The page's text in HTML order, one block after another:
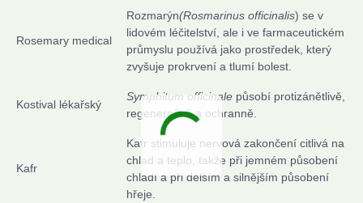
Rosemary medical
Rozmarýn(Rosmarinus officinalis) se v
lidovém léčitelství, ale i ve farmaceutickém
průmyslu používá jako prostředek, který
zvyšuje prokrvení a tlumí bolest.
Kostival lékařský
Symphitum officinale působí protizánětlivě,
regeneračně a ochranně.
Kafr
Kafr stimuluje nervová zakončení citlivá na
chlad a teplo, takže při jemném působení
chladí a při delším a silnějším působení
hřeje.